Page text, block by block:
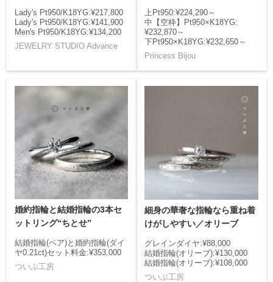
Lady's Pt950/K18YG:¥217,800
Lady's Pt950/K18YG:¥141,900
Men's Pt950/K18YG:¥134,200
JEWELRY STUDIO Advance
上Pt950:¥224,290～
中【空枠】Pt950×K18YG:
¥232,870～
下Pt950×K18YG:¥232,650～
Princess Bijou
婚約指輪と結婚指輪の3本セ
ットリング“ちとせ”
結婚指輪(ペア)と婚約指輪(ダイ
ヤ0.21ct)セット料金:¥353,000
ついぶ工房
細身の華奢な指輪なら重ね着
けがしやすい／オリーブ
グレインダイヤ:¥88,000
結婚指輪(オリーブ):¥130,000
結婚指輪(オリーブ):¥108,000
ついぶ工房